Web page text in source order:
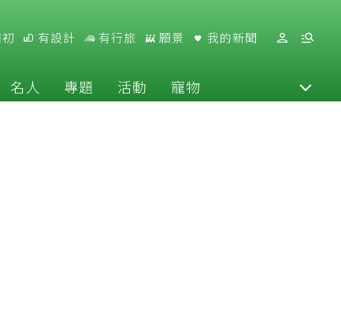
有設計 有行旅 願景 我的新聞
名人 專題 活動 寵物